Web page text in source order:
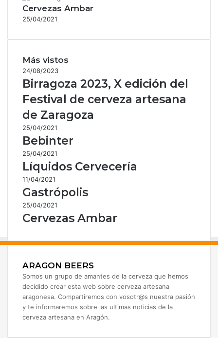
Cervezas Ambar
25/04/2021
Más vistos
24/08/2023
Birragoza 2023, X edición del
Festival de cerveza artesana
de Zaragoza
25/04/2021
Bebinter
25/04/2021
Líquidos Cervecería
11/04/2021
Gastrópolis
25/04/2021
Cervezas Ambar
ARAGON BEERS
Somos un grupo de amantes de la cerveza que hemos
decidido crear esta web sobre cerveza artesana
aragonesa. Compartiremos con vosotr@s nuestra pasión
y te informaremos sobre las ultimas noticias de la
cerveza artesana en Aragón.